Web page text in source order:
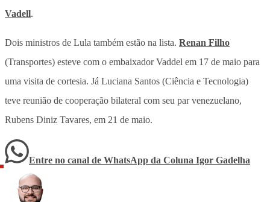
Vadell.
Dois ministros de Lula também estão na lista. Renan Filho
(Transportes) esteve com o embaixador Vaddel em 17 de maio para
uma visita de cortesia. Já Luciana Santos (Ciência e Tecnologia)
teve reunião de cooperação bilateral com seu par venezuelano,
Rubens Diniz Tavares, em 21 de maio.
Entre no canal de WhatsApp da Coluna Igor Gadelha